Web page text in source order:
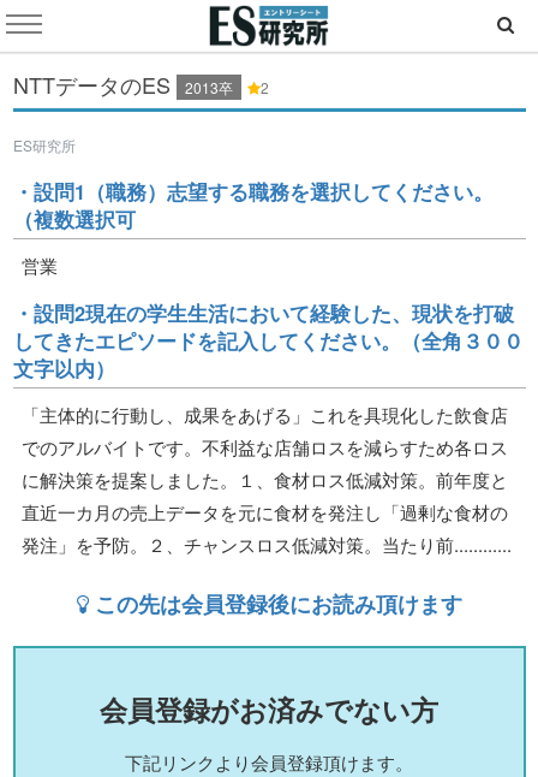
NTTデータのES 2013卒 2
ES研究所
・設問1（職務）志望する職務を選択してください。
（複数選択可
営業
・設問2現在の学生生活において経験した、現状を打破
してきたエピソードを記入してください。（全角３００
文字以内）
「主体的に行動し、成果をあげる」これを具現化した飲食店
でのアルバイトです。不利益な店舗ロスを減らすため各ロス
に解決策を提案しました。１、食材ロス低減対策。前年度と
直近一カ月の売上データを元に食材を発注し「過剰な食材の
発注」を予防。２、チャンスロス低減対策。当たり前............
この先は会員登録後にお読み頂けます
会員登録がお済みでない方
下記リンクより会員登録頂けます。